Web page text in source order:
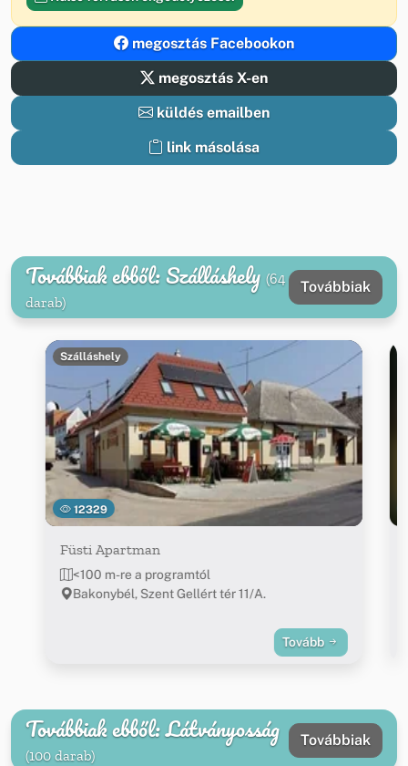
megosztás Facebookon
megosztás X-en
küldés emailben
link másolása
Továbbiak ebből: Szálláshely (64
darab)
Továbbiak
12329
Szálláshely
Füsti Apartman
<100 m-re a programtól
Bakonybél, Szent Gellért tér 11/A.
Tovább
Továbbiak ebből: Látványosság
(100 darab)
Továbbiak